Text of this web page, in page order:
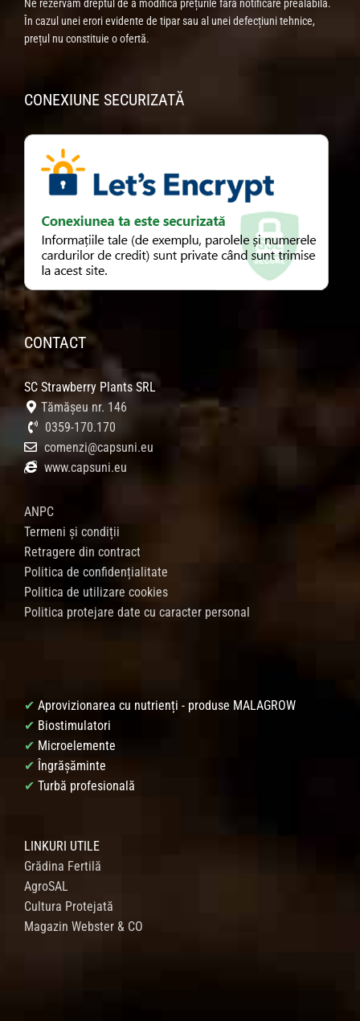
Ne rezervăm dreptul de a modifica prețurile fără notificare prealabilă.
În cazul unei erori evidente de tipar sau al unei defecțiuni tehnice,
prețul nu constituie o ofertă.
CONEXIUNE SECURIZATĂ
CONTACT
SC Strawberry Plants SRL
Tămășeu nr. 146
0359-170.170
comenzi@capsuni.eu
www.capsuni.eu
ANPC
Termeni și condiții
Retragere din contract
Politica de confidențialitate
Politica de utilizare cookies
Politica protejare date cu caracter personal
✔ Aprovizionarea cu nutrienți - produse MALAGROW
✔ Biostimulatori
✔ Microelemente
✔ Îngrășăminte
✔ Turbă profesională
LINKURI UTILE
Grădina Fertilă
AgroSAL
Cultura Protejată
Magazin Webster & CO